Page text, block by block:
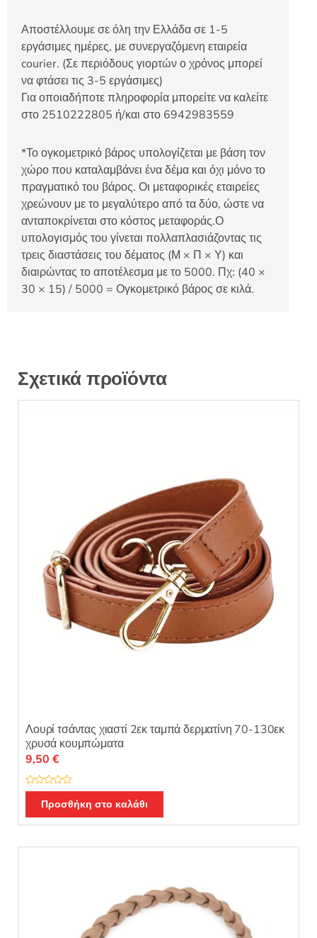
Αποστέλλουμε σε όλη την Ελλάδα σε 1-5
εργάσιμες ημέρες, με συνεργαζόμενη εταιρεία
courier. (Σε περιόδους γιορτών ο χρόνος μπορεί
να φτάσει τις 3-5 εργάσιμες)
Για οποιαδήποτε πληροφορία μπορείτε να καλείτε
στο 2510222805 ή/και στο 6942983559
*Το ογκομετρικό βάρος υπολογίζεται με βάση τον
χώρο που καταλαμβάνει ένα δέμα και όχι μόνο το
πραγματικό του βάρος. Οι μεταφορικές εταιρείες
χρεώνουν με το μεγαλύτερο από τα δύο, ώστε να
ανταποκρίνεται στο κόστος μεταφοράς.Ο
υπολογισμός του γίνεται πολλαπλασιάζοντας τις
τρεις διαστάσεις του δέματος (Μ × Π × Υ) και
διαιρώντας το αποτέλεσμα με το 5000. Πχ: (40 ×
30 × 15) / 5000 = Ογκομετρικό βάρος σε κιλά.
Σχετικά προϊόντα
Λουρί τσάντας χιαστί 2εκ ταμπά δερματίνη 70-130εκ
χρυσά κουμπώματα
Β
μ
ο
9,50 €
Προσθήκη στο καλάθι